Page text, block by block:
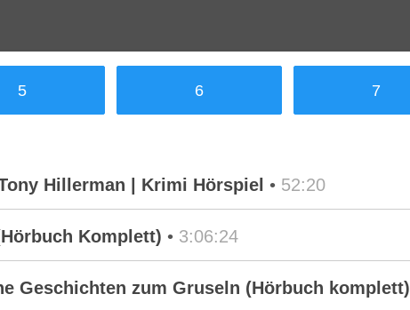
5 6 7
Hillerman | Krimi Hörspiel • 52:20
Komplett) • 3:06:24
Geschichten zum Gruseln (Hörbuch komplett)